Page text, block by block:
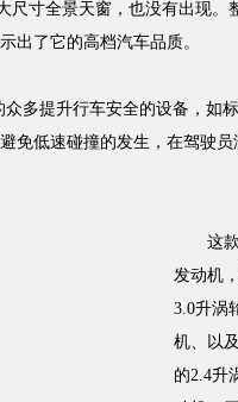
尺寸全景天窗，也没有出现。
出了它的高档汽车品质。
多提升行车安全的设备，如
免低速碰撞的发生，在驾驶
这款
发动机
3.0升涡
机、以
的2.4升